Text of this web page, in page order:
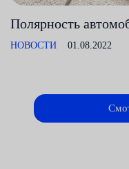
Полярность
НОВОСТИ 01.08.2022